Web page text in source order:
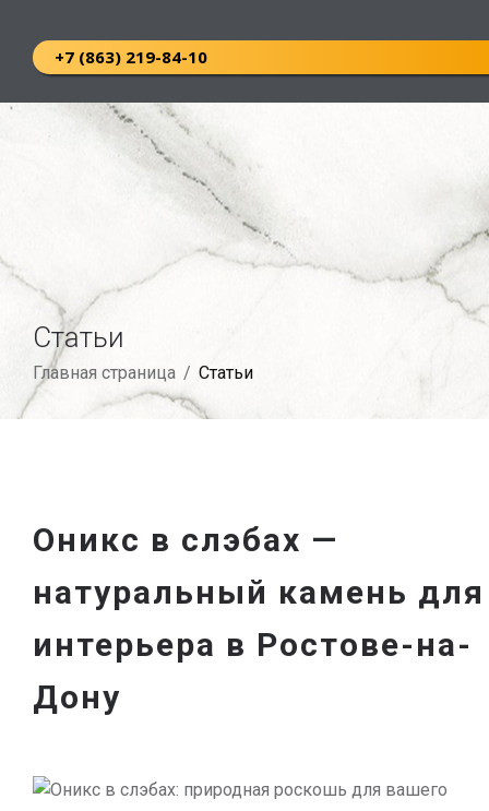
+7 (863) 219-84-10
Статьи
Главная страница / Статьи
Оникс в слэбах —
натуральный камень для
интерьера в Ростове-на-
Дону